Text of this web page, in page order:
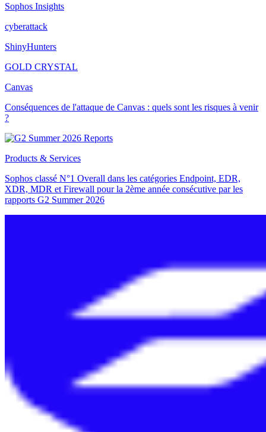
Sophos Insights
cyberattack
ShinyHunters
GOLD CRYSTAL
Canvas
Conséquences de l'attaque de Canvas : quels sont les risques à venir
?
Products & Services
Sophos classé N°1 Overall dans les catégories Endpoint, EDR,
XDR, MDR et Firewall pour la 2ème année consécutive par les
rapports G2 Summer 2026